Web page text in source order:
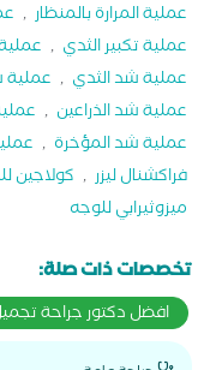
عملية المرارة بالمنظار ,
عملية تكبير الثدي ,
عملية شد الثدي , عملية
عملية شد الذراعين ,
عملية شد المؤخرة ,
فراكشنال ليزر , كولاجين
ميزوثيرابي للوجه
تخصصات ذات صلة:
افضل دكتور جراحة